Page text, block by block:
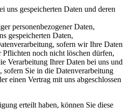
uns gespeicherten Daten und deren
personenbezogener Daten,
gespeicherten Daten,
sofern wir Ihre Daten
Pflichten noch nicht löschen dürfen,
Verarbeitung Ihrer Daten bei uns und
sofern Sie in die Datenverarbeitung
einen Vertrag mit uns abgeschlossen
erteilt haben, können Sie diese